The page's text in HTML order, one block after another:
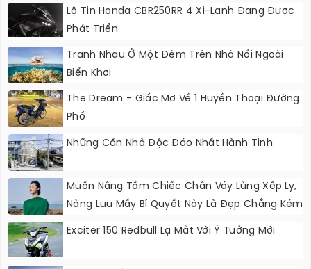
Lộ Tin Honda CBR250RR 4 Xi-Lanh Đang Được
Phát Triển
Tranh Nhau Ở Một Đêm Trên Nhà Nổi Ngoài
Biển Khơi
The Dream - Giấc Mơ Về 1 Huyền Thoại Đường
Phố
Những Căn Nhà Độc Đáo Nhất Hành Tinh
Muốn Nâng Tầm Chiếc Chân Váy Lửng Xếp Ly,
Nàng Lưu Mấy Bí Quyết Này Là Đẹp Chẳng Kém
Exciter 150 Redbull Lạ Mắt Với Ý Tưởng Mới